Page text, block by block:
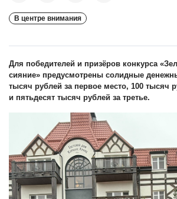
В центре внимания
Для победителей и призёров конкурса
сияние» предусмотрены солидные
тысяч рублей за первое место, 100 тысяч
и пятьдесят тысяч рублей за третье.